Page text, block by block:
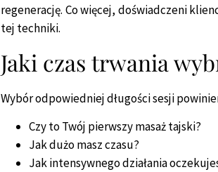
regenerację. Co więcej, doświadczeni
tej techniki.
Jaki czas trwania
Wybór odpowiedniej długości sesji
Czy to Twój pierwszy masaż tajski?
Jak dużo masz czasu?
Jak intensywnego działania